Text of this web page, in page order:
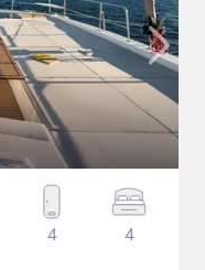
4 4